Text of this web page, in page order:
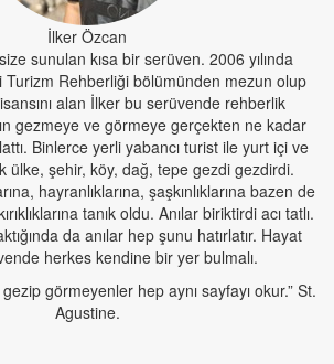
İlker Özcan
sunulan kısa bir serüven. 2006 yılında
Turizm Rehberliği bölümünden mezun olup
alan İlker bu serüvende rehberlik
gezmeye ve görmeye gerçekten ne kadar
Binlerce yerli yabancı turist ile yurt içi ve
ülke, şehir, köy, dağ, tepe gezdi gezdirdi.
hayranlıklarına, şaşkınlıklarına bazen de
tanık oldu. Anılar biriktirdi acı tatlı.
da anılar hep şunu hatırlatır. Hayat
herkes kendine bir yer bulmalı.
görmeyenler hep aynı sayfayı okur.” St.
Agustine.